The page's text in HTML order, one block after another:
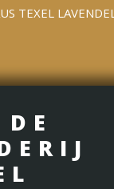
TEXEL LAVENDEL